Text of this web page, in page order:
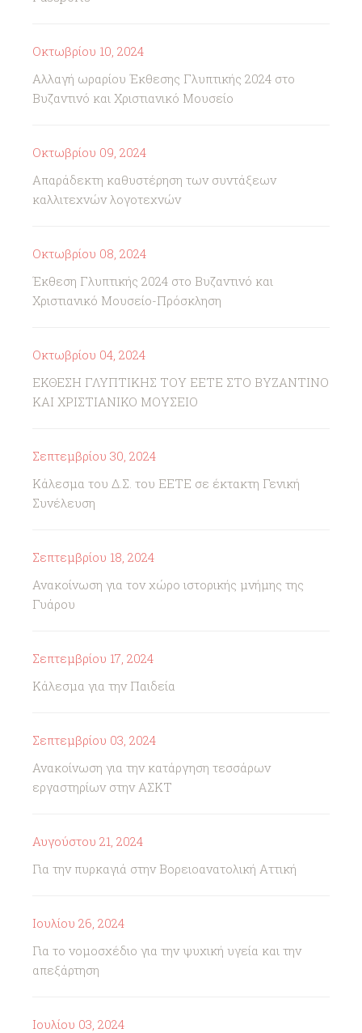
Οκτωβρίου 10, 2024
Αλλαγή ωραρίου Έκθεσης Γλυπτικής 2024 στο
Βυζαντινό και Χριστιανικό Μουσείο
Οκτωβρίου 09, 2024
Απαράδεκτη καθυστέρηση των συντάξεων
καλλιτεχνών λογοτεχνών
Οκτωβρίου 08, 2024
Έκθεση Γλυπτικής 2024 στο Βυζαντινό και
Χριστιανικό Μουσείο-Πρόσκληση
Οκτωβρίου 04, 2024
ΕΚΘΕΣΗ ΓΛΥΠΤΙΚΗΣ ΤΟΥ ΕΕΤΕ ΣΤΟ ΒΥΖΑΝΤΙΝΟ
ΚΑΙ ΧΡΙΣΤΙΑΝΙΚΟ ΜΟΥΣΕΙΟ
Σεπτεμβρίου 30, 2024
Κάλεσμα του Δ.Σ. του ΕΕΤΕ σε έκτακτη Γενική
Συνέλευση
Σεπτεμβρίου 18, 2024
Ανακοίνωση για τον χώρο ιστορικής μνήμης της
Γυάρου
Σεπτεμβρίου 17, 2024
Κάλεσμα για την Παιδεία
Σεπτεμβρίου 03, 2024
Ανακοίνωση για την κατάργηση τεσσάρων
εργαστηρίων στην ΑΣΚΤ
Αυγούστου 21, 2024
Για την πυρκαγιά στην Βορειοανατολική Αττική
Ιουλίου 26, 2024
Για το νομοσχέδιο για την ψυχική υγεία και την
απεξάρτηση
Ιουλίου 03, 2024